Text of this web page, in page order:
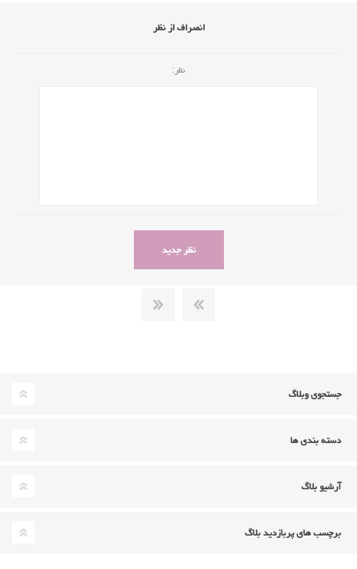
انصراف از نظر
نظر:
جستجوی وبلاگ
دسته بندی ها
آرشیو بلاگ
برچسب های پربازدید بلاگ